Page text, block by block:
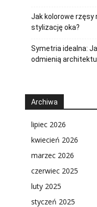
Jak kolorowe rzęsy
stylizację oka?
Symetria idealna:
odmienią
Archiwa
lipiec 2026
kwiecień 2026
marzec 2026
czerwiec 2025
luty 2025
styczeń 2025